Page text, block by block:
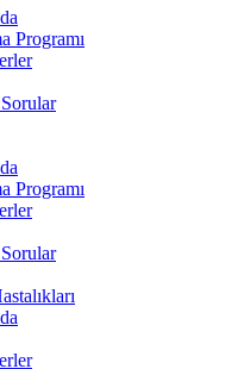
Programı
Programı